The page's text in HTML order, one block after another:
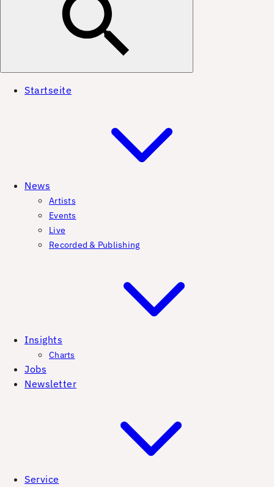
Startseite
News
Artists
Events
Live
Recorded & Publishing
Insights
Charts
Jobs
Newsletter
Service